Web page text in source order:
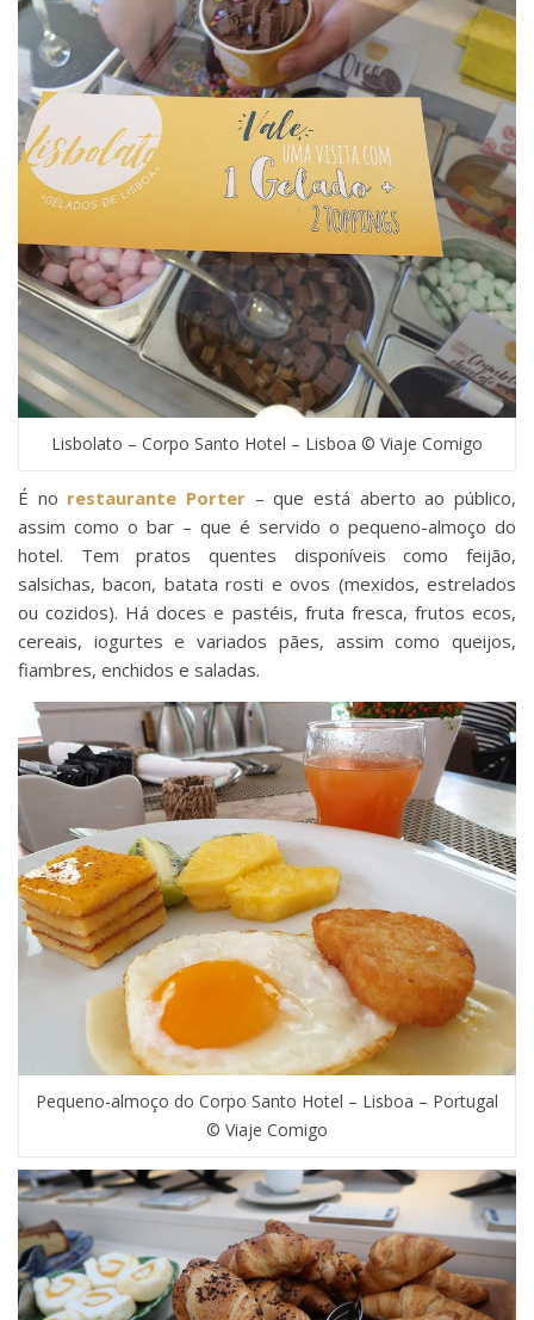
Lisbolato – Corpo Santo Hotel – Lisboa © Viaje Comigo
É no restaurante Porter – que está aberto ao público,
assim como o bar – que é servido o pequeno-almoço do
hotel. Tem pratos quentes disponíveis como feijão,
salsichas, bacon, batata rosti e ovos (mexidos, estrelados
ou cozidos). Há doces e pastéis, fruta fresca, frutos ecos,
cereais, iogurtes e variados pães, assim como queijos,
fiambres, enchidos e saladas.
Pequeno-almoço do Corpo Santo Hotel – Lisboa – Portugal
© Viaje Comigo